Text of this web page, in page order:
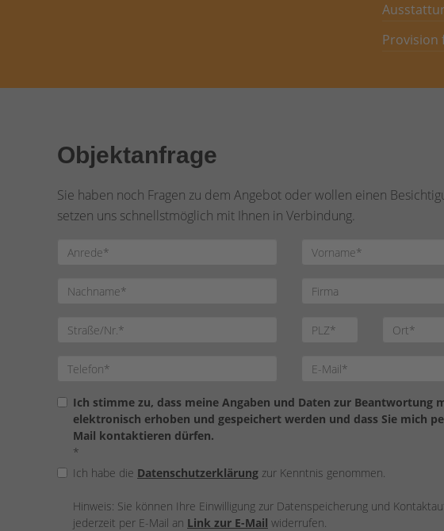
Provision
Objektanfrage
Sie haben noch Fragen zu dem Angebot oder wollen einen
setzen uns schnellstmöglich mit Ihnen in Verbindung.
Ich stimme zu, dass meine Angaben und Daten zur Beantwortung
elektronisch erhoben und gespeichert werden und dass Sie mich
Mail kontaktieren dürfen.
*
Ich habe die Datenschutzerklärung zur Kenntnis genommen.
Hinweis: Sie können Ihre Einwilligung zur Datenspeicherung und
jederzeit per E-Mail an Link zur E-Mail widerrufen.